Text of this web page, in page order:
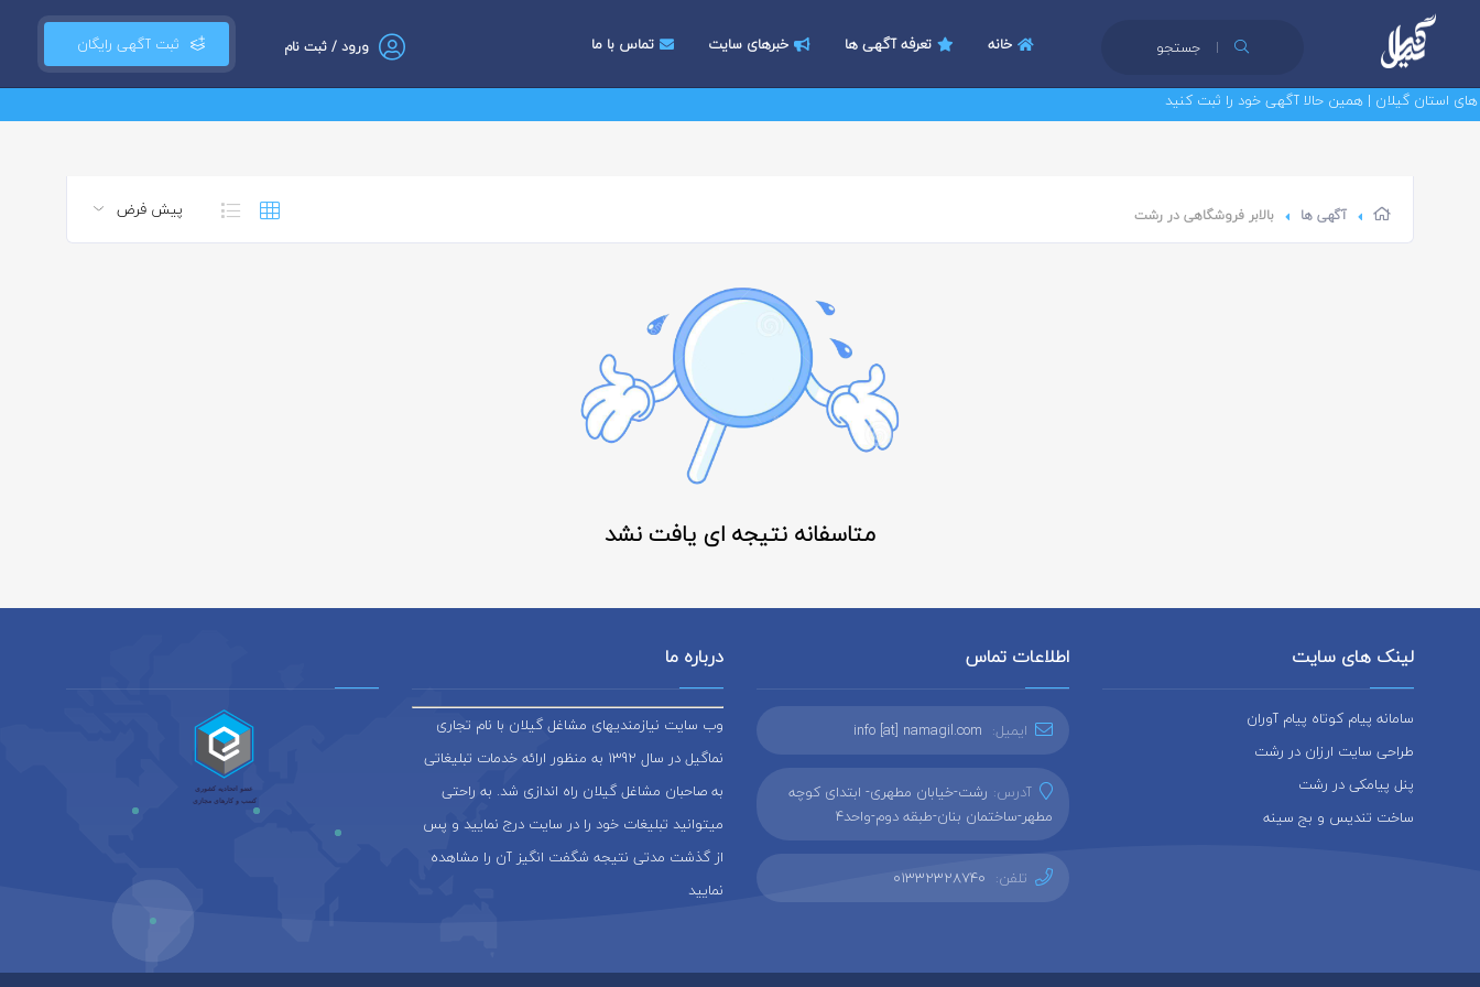
جستجو ثبت آگهی رایگان ورود / ثبت نام خانه تعرفه آگهی ها خبرهای سایت تماس با ما
گیلان | همین حالا آگهی خود را ثبت کنید
آگهی ها بالابر فروشگاهی در رشت
متاسفانه نتیجه ای یافت نشد
لینک های سایت
سامانه پیام کوتاه پیام آوران
طراحی سایت ارزان در رشت
پنل پیامکی در رشت
ساخت تندیس و بج سینه
اطلاعات تماس
ایمیل: info [at] namagil.com
آدرس: رشت-خیابان مطهری- ابتدای کوچه
مطهر-ساختمان بنان-طبقه دوم-واحد4
تلفن: 01332328740
درباره ما
وب سایت نیازمندیهای مشاغل گیلان با نام تجاری
نماگیل در سال 1392 به منظور ارائه خدمات تبلیغاتی
به صاحبان مشاغل گیلان راه اندازی شد. به راحتی
میتوانید تبلیغات خود را در سایت درج نمایید و پس
از گذشت مدتی نتیجه شگفت انگیز آن را مشاهده
نمایید